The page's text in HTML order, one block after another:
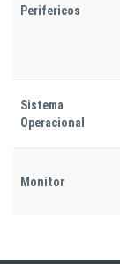
Perifericos
Sistema
Operacional
Monitor